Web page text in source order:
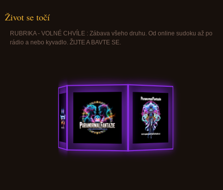
Život se točí
RUBRIKA - VOLNÉ CHVÍLE : Zábava všeho druhu. Od online sudoku až po
rádio a nebo kyvadlo. ŽIJTE A BAVTE SE.